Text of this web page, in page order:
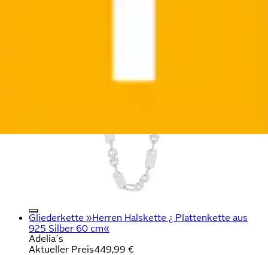
Gliederkette »Herren Halskette ¿ Plattenkette aus
925 Silber 60 cm«
Adelia´s
Aktueller Preis449,99 €